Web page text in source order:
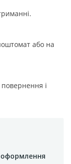
або на
і
оформлення